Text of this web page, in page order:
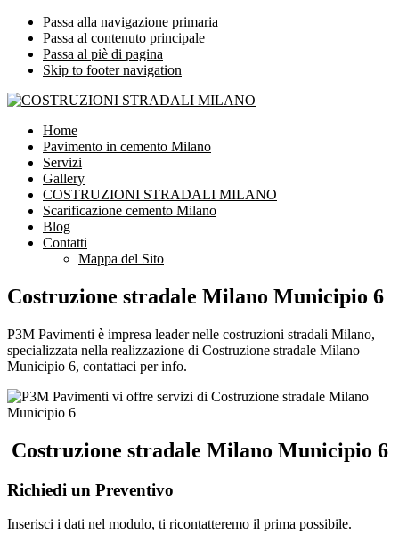
Passa alla navigazione primaria
Passa al contenuto principale
Passa al piè di pagina
Skip to footer navigation
COSTRUZIONI STRADALI MILANO
Impresa leader nelle costruzioni stradali Milano
Home
Pavimento in cemento Milano
Servizi
Gallery
COSTRUZIONI STRADALI MILANO
Scarificazione cemento Milano
Blog
Contatti
Mappa del Sito
Costruzione stradale Milano Municipio 6
P3M Pavimenti è impresa leader nelle costruzioni stradali Milano,
specializzata nella realizzazione di Costruzione stradale Milano
Municipio 6, contattaci per info.
Costruzione stradale Milano Municipio 6
Richiedi un Preventivo
Inserisci i dati nel modulo, ti ricontatteremo il prima possibile.